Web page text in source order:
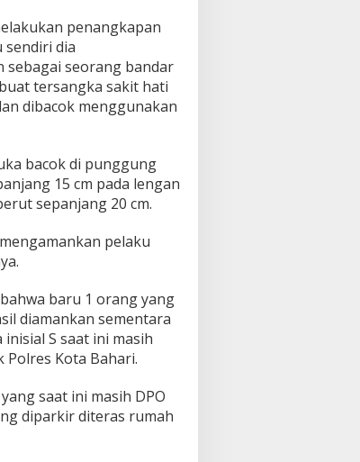
penangkapan
sendiri dia
seorang bandar
tersangka sakit hati
dibacok menggunakan
bacok di punggung
15 cm pada lengan
sepanjang 20 cm.
pelaku
baru 1 orang yang
diamankan sementara
S saat ini masih
Kota Bahari.
saat ini masih DPO
diparkir diteras rumah